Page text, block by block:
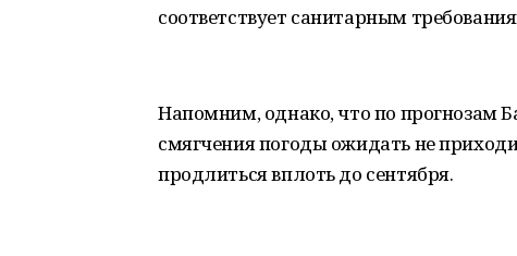
соответствует санитарным
Напомним, однако, что по прогнозам
смягчения погоды ожидать не
продлиться вплоть до сентября.